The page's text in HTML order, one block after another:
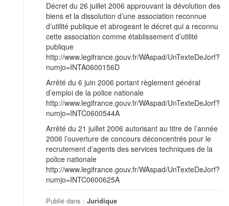
Décret du 26 juillet 2006 approuvant la dévolution des
biens et la dissolution d’une association reconnue
d’utilité publique et abrogeant le décret qui a reconnu
cette association comme établissement d’utilité
publique
http://www.legifrance.gouv.fr/WAspad/UnTexteDeJorf?
numjo=INTA0600156D
Arrêté du 6 juin 2006 portant règlement général
d’emploi de la police nationale
http://www.legifrance.gouv.fr/WAspad/UnTexteDeJorf?
numjo=INTC0600544A
Arrêté du 21 juillet 2006 autorisant au titre de l’année
2006 l’ouverture de concours déconcentrés pour le
recrutement d’agents des services techniques de la
police nationale
http://www.legifrance.gouv.fr/WAspad/UnTexteDeJorf?
numjo=INTC0600625A
Publié dans : Juridique